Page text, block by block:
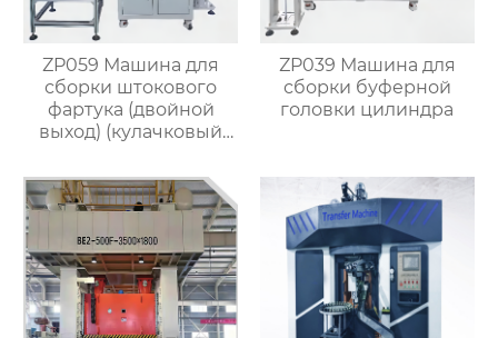
ZP059 Машина для
сборки штокового
фартука (двойной
выход) (кулачковый
ZP039 Машина для
сборки буферной
головки цилиндра